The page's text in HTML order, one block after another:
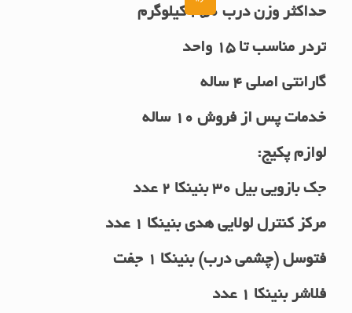
حداکثر وزن درب 450 کیلوگرم
تردر مناسب تا 15 واحد
گارانتی اصلی 4 ساله
خدمات پس از فروش 10 ساله
لوازم پکیج:
جک بازویی بیل 30 بنینکا 2 عدد
مرکز کنترل لولایی هدی بنینکا 1 عدد
فتوسل (چشمی درب) بنینکا 1 جفت
فلاشر بنینکا 1 عدد
AUTOMATIC
GATE-
درب
لولایی
بنینکا
بیل30
450کیلوگرم
عدد